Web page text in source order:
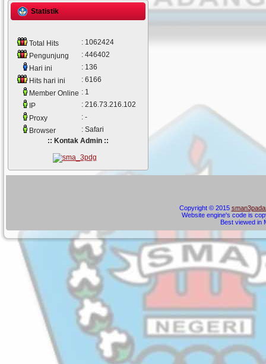
Statistik
Total Hits
: 1062424
Pengunjung
: 446402
Hari ini
: 136
Hits hari ini
: 6166
Member Online : 1
IP
: 216.73.216.102
Proxy
: -
Browser
: Safari
:: Kontak Admin ::
Copyright © 2015
Website engine's code is
Best viewed in